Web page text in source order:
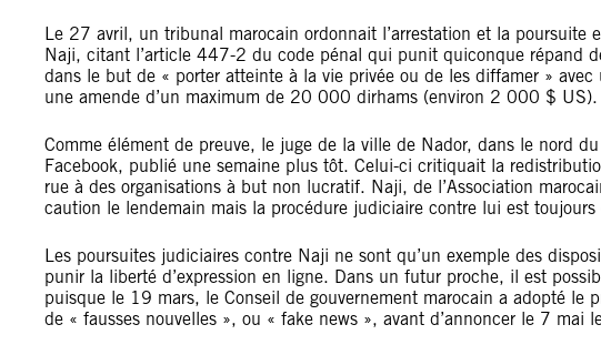
Le 27 avril, un tribunal marocain ordonnait l’arrestation et la poursuite
Naji, citant l’article 447-2 du code pénal qui punit quiconque répand
dans le but de « porter atteinte à la vie privée ou de les diffamer »
une amende d’un maximum de 20 000 dirhams (environ 2 000 $ US).
Comme élément de preuve, le juge de la ville de Nador, dans le nord
Facebook, publié une semaine plus tôt. Celui-ci critiquait la
rue à des organisations à but non lucratif. Naji, de l’Association
caution le lendemain mais la procédure judiciaire contre lui est
Les poursuites judiciaires contre Naji ne sont qu’un exemple des
punir la liberté d’expression en ligne. Dans un futur proche, il est
puisque le 19 mars, le Conseil de gouvernement marocain a adopté
de « fausses nouvelles », ou « fake news », avant d’annoncer le 7 mai